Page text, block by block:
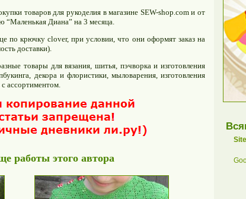
товаров для рукоделия в магазине SEW-shop.com и от
“Маленькая Диана” на 3 месяца.
по крючку clover, при условии, что они оформят заказ на
доставки).
товары для вязания, шитья, пэчворка и изготовления
декора и флористики, мыловарения, изготовления
с ассортиментом.
работы этого автора